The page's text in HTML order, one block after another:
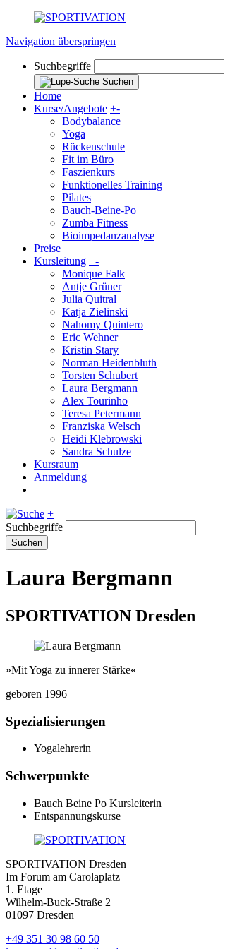
Navigation überspringen
Suchbegriffe
Suchen
Home
Kurse/Angebote +-
Bodybalance
Yoga
Rückenschule
Fit im Büro
Faszienkurs
Funktionelles Training
Pilates
Bauch-Beine-Po
Zumba Fitness
Bioimpedanzanalyse
Preise
Kursleitung +-
Monique Falk
Antje Grüner
Julia Quitral
Katja Zielinski
Nahomy Quintero
Eric Wehner
Kristin Stary
Norman Heidenbluth
Torsten Schubert
Laura Bergmann
Alex Tourinho
Teresa Petermann
Franziska Welsch
Heidi Klebrowski
Sandra Schulze
Kursraum
Anmeldung
+
Suchbegriffe
Suchen
Laura Bergmann
SPORTIVATION Dresden
»Mit Yoga zu innerer Stärke«
geboren 1996
Spezialisierungen
Yogalehrerin
Schwerpunkte
Bauch Beine Po Kursleiterin
Entspannungskurse
SPORTIVATION Dresden
Im Forum am Carolaplatz
1. Etage
Wilhelm-Buck-Straße 2
01097 Dresden
+49 351 30 98 60 50